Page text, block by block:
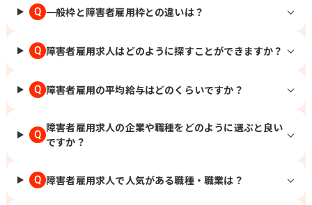
Q 一般枠と障害者雇用枠との違いは？
Q 障害者雇用求人はどのように探すことができますか？
Q 障害者雇用の平均給与はどのくらいですか？
Q
障害者雇用求人の企業や職種をどのように選ぶと良い
ですか？
Q 障害者雇用求人で人気がある職種・職業は？